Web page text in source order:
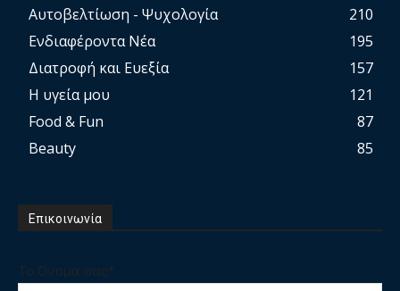
Αυτοβελτίωση - Ψυχολογία
210
Ενδιαφέροντα Νέα
195
Διατροφή και Ευεξία
157
Η υγεία μου
121
Food & Fun
87
Beauty
85
Επικοινωνία
Το Ονομα σας*